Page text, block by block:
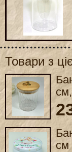
Товари з
см